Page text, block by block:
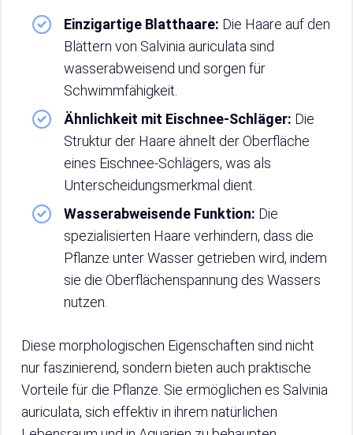
Einzigartige Blatthaare: Die Haare auf den
Blättern von Salvinia auriculata sind
wasserabweisend und sorgen für
Schwimmfähigkeit.
Ähnlichkeit mit Eischnee-Schläger: Die
Struktur der Haare ähnelt der Oberfläche
eines Eischnee-Schlägers, was als
Unterscheidungsmerkmal dient.
Wasserabweisende Funktion: Die
spezialisierten Haare verhindern, dass die
Pflanze unter Wasser getrieben wird, indem
sie die Oberflächenspannung des Wassers
nutzen.
Diese morphologischen Eigenschaften sind nicht
nur faszinierend, sondern bieten auch praktische
Vorteile für die Pflanze. Sie ermöglichen es Salvinia
auriculata, sich effektiv in ihrem natürlichen